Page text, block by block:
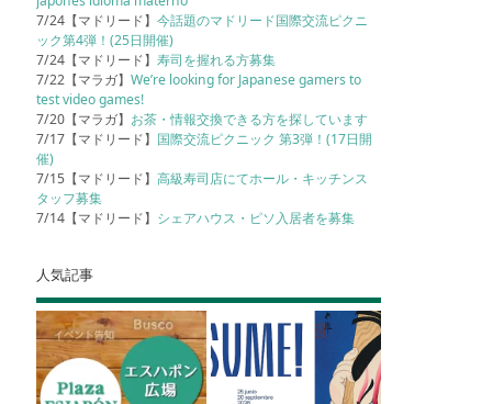
7/24【マドリード】今話題のマドリード国際交流ピクニ
ック第4弾！(25日開催)
7/24【マドリード】寿司を握れる方募集
7/22【マラガ】We’re looking for Japanese gamers to
test video games!
7/20【マラガ】 お茶・情報交換できる方を探しています
7/17【マドリード】 国際交流ピクニック 第3弾！(17日開
催)
7/15【マドリード】高級寿司店にてホール・キッチンス
タッフ募集
7/14【マドリード】 シェアハウス・ピソ入居者を募集
人気記事